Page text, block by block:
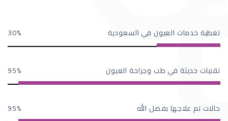
تغطية خدمات العيون في السعودية 30
تقنيات حديثة في طب وجراحة العيون 95
حالات تم علاجها بفضل الله 95